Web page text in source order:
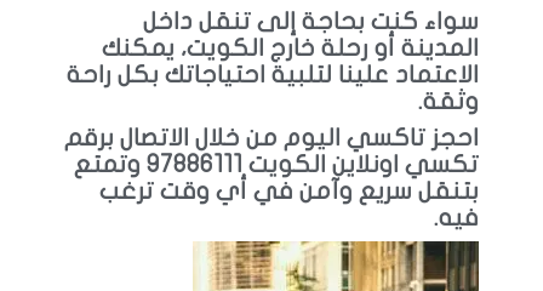
سواء كنت بحاجة إلى تنقل داخل
المدينة أو رحلة خارج الكويت، يمكنك
الاعتماد علينا لتلبية احتياجاتك بكل راحة
وثقة.
احجز تاكسي اليوم من خلال الاتصال برقم
تكسي اونلاين الكويت 97886111 وتمتع
بتنقل سريع وآمن في أي وقت ترغب
فيه.